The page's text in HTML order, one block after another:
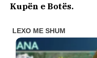
Kupën e Botës.